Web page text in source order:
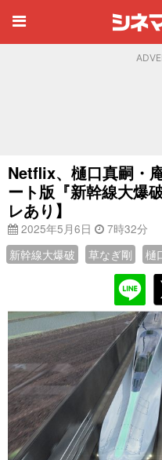
Netflix、樋口真嗣・
ート版『新幹線大爆
レあり】
2025年5月6日
7時32分
新幹線大爆破
草なぎ剛 樋